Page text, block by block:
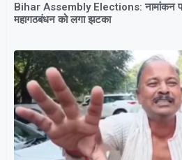
Bihar Assembly Elections: नामांकन
महागठबंधन को लगा झटका